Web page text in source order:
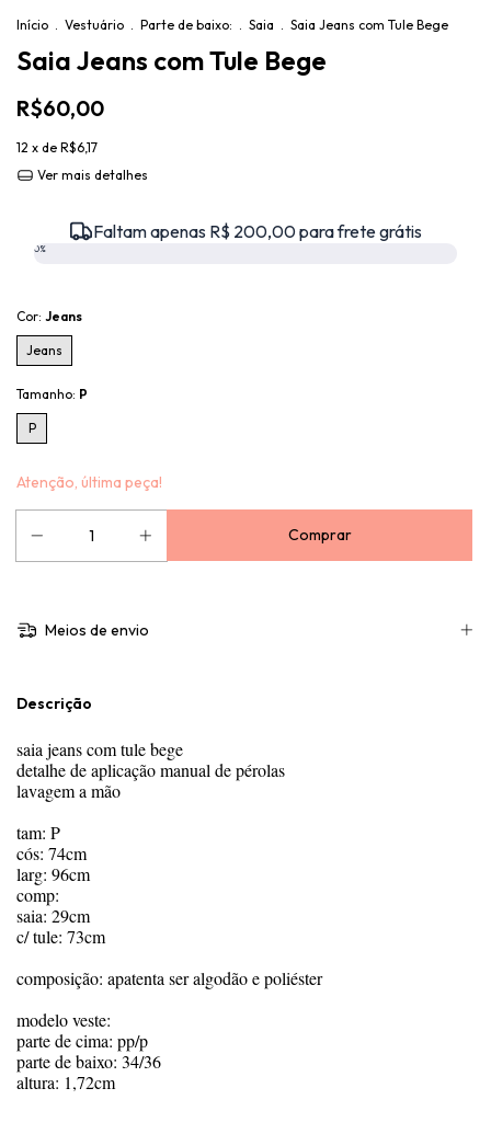
Início . Vestuário . Parte de baixo: . Saia . Saia Jeans com Tule Bege
Saia Jeans com Tule Bege
R$60,00
12 x de R$6,17
Ver mais detalhes
Faltam apenas R$ 200,00 para frete grátis
0%
Cor: Jeans
Jeans
Tamanho: P
P
Atenção, última peça!
Meios de envio
Descrição
saia jeans com tule bege
detalhe de aplicação manual de pérolas
lavagem a mão
tam: P
cós: 74cm
larg: 96cm
comp:
saia: 29cm
c/ tule: 73cm
composição: apatenta ser algodão e poliéster
modelo veste:
parte de cima: pp/p
parte de baixo: 34/36
altura: 1,72cm